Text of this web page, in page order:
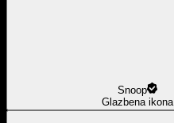
Snoop
Glazbena ikona